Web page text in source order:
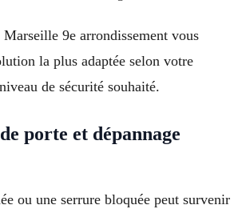
9e arrondissement vous
la plus adaptée selon votre
de sécurité souhaité.
porte et dépannage
ou une serrure bloquée peut survenir